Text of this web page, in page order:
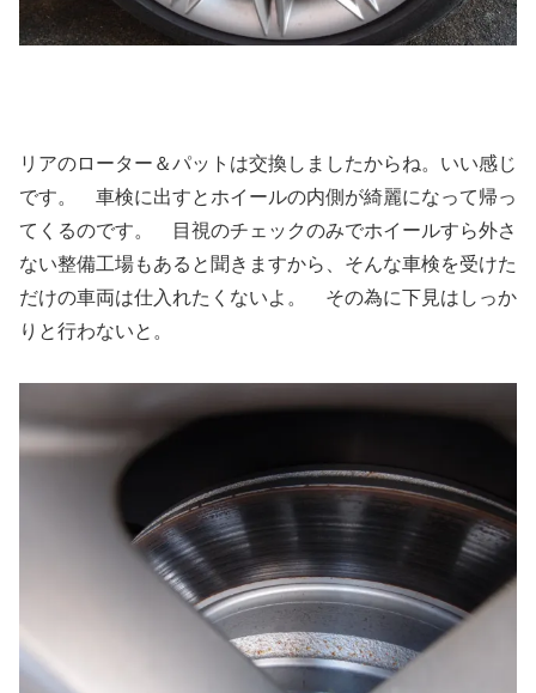
リアのローター＆パットは交換しましたからね。いい感じ
です。 車検に出すとホイールの内側が綺麗になって帰っ
てくるのです。 目視のチェックのみでホイールすら外さ
ない整備工場もあると聞きますから、そんな車検を受けた
だけの車両は仕入れたくないよ。 その為に下見はしっか
りと行わないと。